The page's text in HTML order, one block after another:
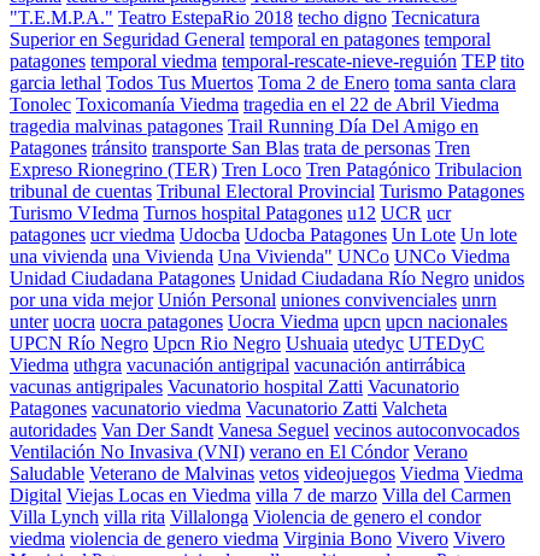
"T.E.M.P.A." Teatro EstepaRio 2018 techo digno Tecnicatura
Superior en Seguridad General temporal en patagones temporal
patagones temporal viedma temporal-rescate-nieve-reguión TEP tito
garcia lethal Todos Tus Muertos Toma 2 de Enero toma santa clara
Tonolec Toxicomanía Viedma tragedia en el 22 de Abril Viedma
tragedia malvinas patagones Trail Running Día Del Amigo en
Patagones tránsito transporte San Blas trata de personas Tren
Expreso Rionegrino (TER) Tren Loco Tren Patagónico Tribulacion
tribunal de cuentas Tribunal Electoral Provincial Turismo Patagones
Turismo VIedma Turnos hospital Patagones u12 UCR ucr
patagones ucr viedma Udocba Udocba Patagones Un Lote Un lote
una vivienda una Vivienda Una Vivienda" UNCo UNCo Viedma
Unidad Ciudadana Patagones Unidad Ciudadana Río Negro unidos
por una vida mejor Unión Personal uniones convivenciales unrn
unter uocra uocra patagones Uocra Viedma upcn upcn nacionales
UPCN Río Negro Upcn Rio Negro Ushuaia utedyc UTEDyC
Viedma uthgra vacunación antigripal vacunación antirrábica
vacunas antigripales Vacunatorio hospital Zatti Vacunatorio
Patagones vacunatorio viedma Vacunatorio Zatti Valcheta
autoridades Van Der Sandt Vanesa Seguel vecinos autoconvocados
Ventilación No Invasiva (VNI) verano en El Cóndor Verano
Saludable Veterano de Malvinas vetos videojuegos Viedma Viedma
Digital Viejas Locas en Viedma villa 7 de marzo Villa del Carmen
Villa Lynch villa rita Villalonga Violencia de genero el condor
viedma violencia de genero viedma Virginia Bono Vivero Vivero